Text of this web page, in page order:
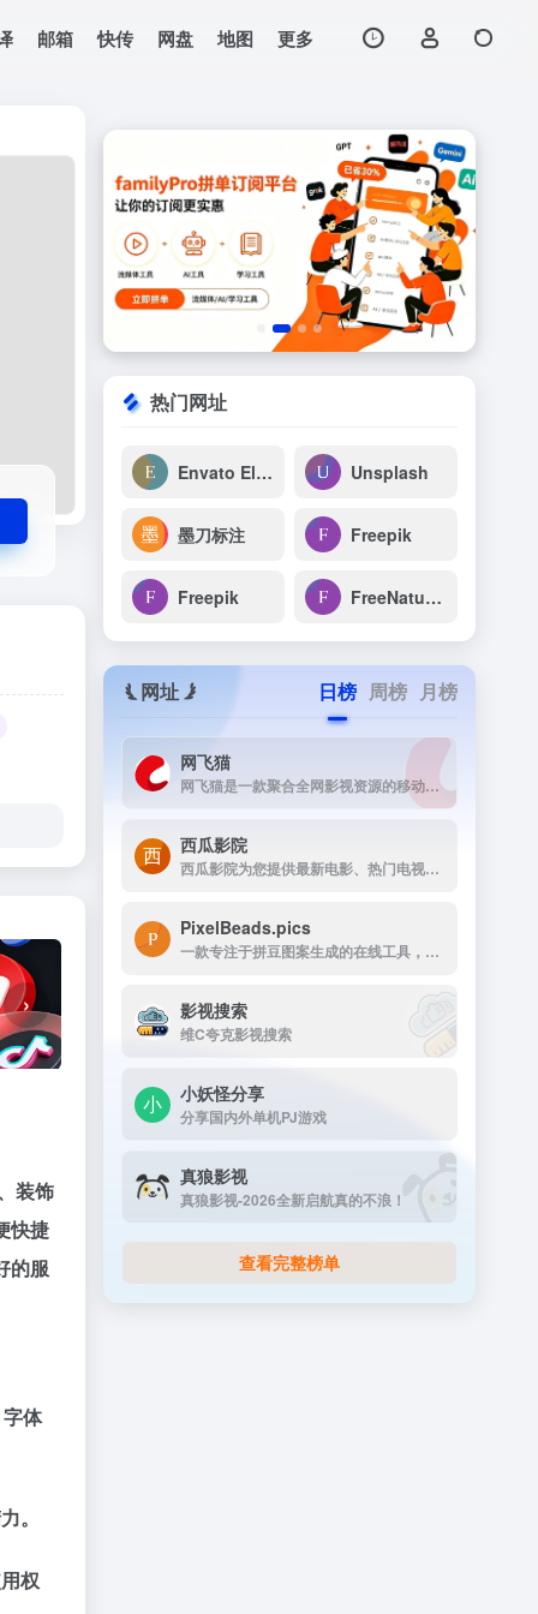
邮箱 快传 网盘 地图 更多
›
装饰
快捷
的服
字体
。
权
热门网址
Envato Elements Unsplash
墨刀标注 Freepik
Freepik FreeNatureStock
网址 日榜 周榜 月榜
网飞猫
网飞猫是一款聚合全网影视资源的移动端播放应用，主打免费、高画...
西瓜影院
西瓜影院为您提供最新电影、热门电视剧、综艺动漫免费在线观看，高清流畅无广告，海量片源每日更新，打造极致观影体验。
PixelBeads.pics
一款专注于拼豆图案生成的在线工具，用户只需上传任意照片或图片，即可一键将其像素化为可打印的拼豆图稿。
影视搜索
维C夸克影视搜索
小妖怪分享
分享国内外单机PJ游戏
真狼影视
真狼影视-2026全新启航真的不浪！
查看完整榜单